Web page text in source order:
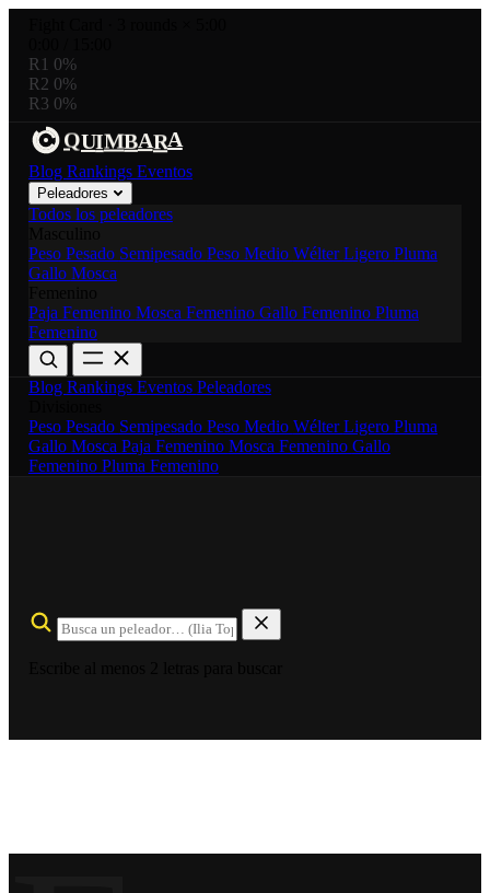
R1 0%
R2 0%
R3 0%
QUIMBARA
Blog Rankings Eventos
Peleadores
Todos los peleadores
Peso Pesado Semipesado Peso Medio WélterLigero Pluma
Gallo Mosca
Paja Femenino Mosca Femenino Gallo Femenino Pluma
Femenino
Blog Rankings Eventos Peleadores
Peso Pesado Semipesado Peso Medio WélterLigero Pluma
Gallo Mosca Paja Femenino Mosca Femenino Gallo
Femenino Pluma Femenino